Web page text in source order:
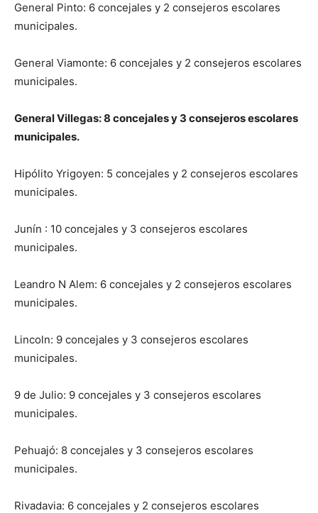
General Pinto: 6 concejales y 2 consejeros escolares
municipales.
General Viamonte: 6 concejales y 2 consejeros escolares
municipales.
General Villegas: 8 concejales y 3 consejeros escolares
municipales.
Hipólito Yrigoyen: 5 concejales y 2 consejeros escolares
municipales.
Junín : 10 concejales y 3 consejeros escolares
municipales.
Leandro N Alem: 6 concejales y 2 consejeros escolares
municipales.
Lincoln: 9 concejales y 3 consejeros escolares
municipales.
9 de Julio: 9 concejales y 3 consejeros escolares
municipales.
Pehuajó: 8 concejales y 3 consejeros escolares
municipales.
Rivadavia: 6 concejales y 2 consejeros escolares